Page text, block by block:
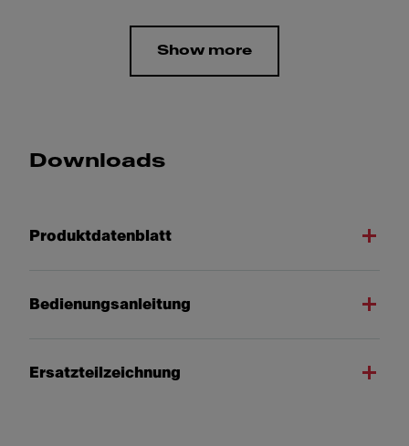
Show more
Downloads
Produktdatenblatt
Bedienungsanleitung
Ersatzteilzeichnung